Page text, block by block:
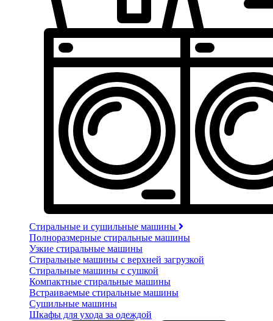
Стиральные и сушильные машины
Полноразмерные стиральные машины
Узкие стиральные машины
Стиральные машины с верхней загрузкой
Стиральные машины с сушкой
Компактные стиральные машины
Встраиваемые стиральные машины
Сушильные машины
Шкафы для ухода за одеждой